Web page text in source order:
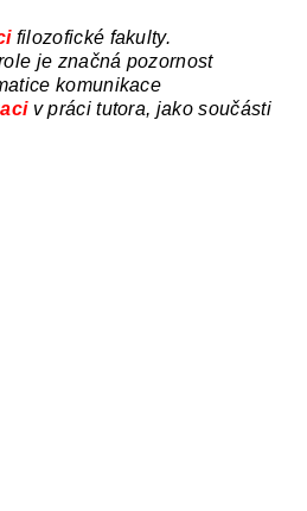
filozofické fakulty.
je značná pozornost
komunikace
v práci tutora, jako součásti